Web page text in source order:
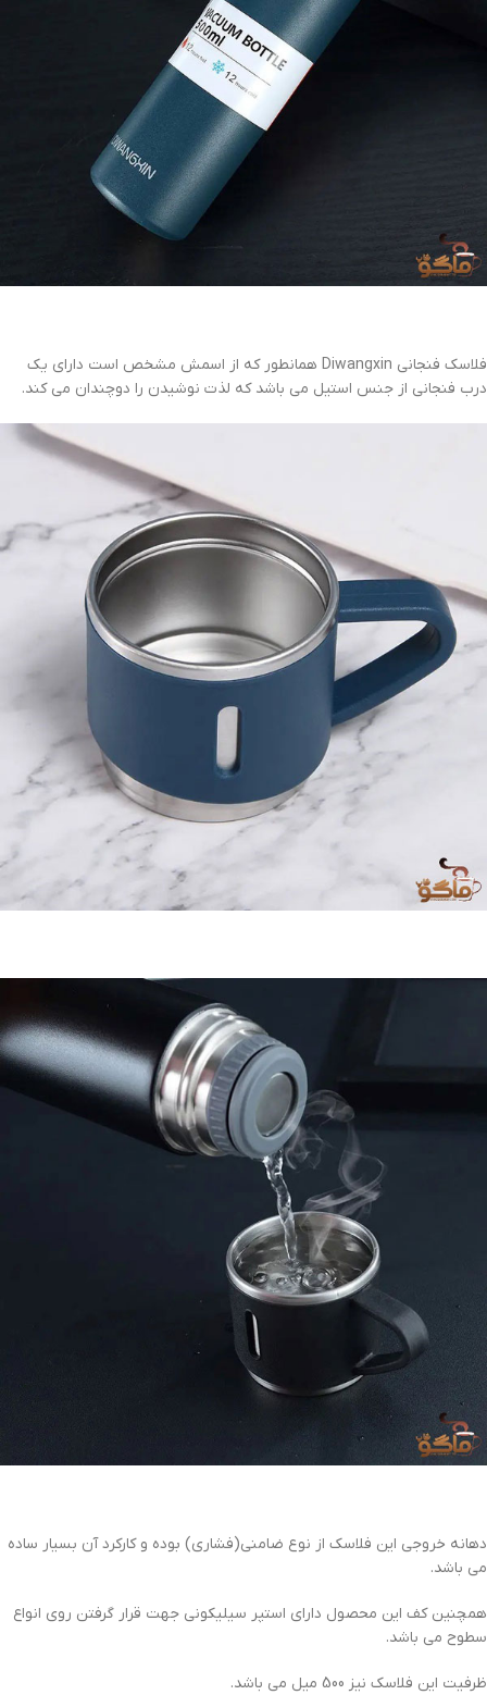
فلاسک فنجانی Diwangxin همانطور که از اسمش مشخص است دارای یک
درب فنجانی از جنس استیل می باشد که لذت نوشیدن را دوچندان می کند.
دهانه خروجی این فلاسک از نوع ضامنی(فشاری) بوده و کارکرد آن بسیار ساده
می باشد.
همچنین کف این محصول دارای استپر سیلیکونی جهت قرار گرفتن روی انواع
سطوح می باشد.
ظرفیت این فلاسک نیز 500 میل می باشد.